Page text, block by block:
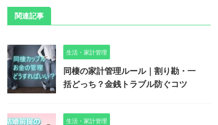
関連記事
生活・家計管理
同棲の家計管理ルール｜割り勘・一
括どっち？金銭トラブル防ぐコツ
生活・家計管理